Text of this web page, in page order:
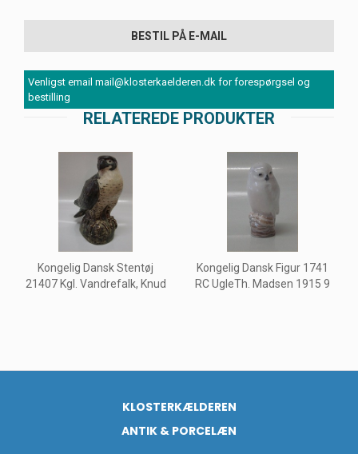
BESTIL PÅ E-MAIL
Venligst email mail@klosterkaelderen.dk for forespørgsel og
bestilling
RELATEREDE PRODUKTER
Kongelig Dansk Stentøj
21407 Kgl. Vandrefalk, Knud
Kongelig Dansk Figur 1741
RC UgleTh. Madsen 1915 9
KLOSTERKÆLDEREN
ANTIK & PORCELÆN